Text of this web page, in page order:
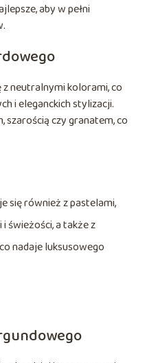
aby w pełni
neutralnymi kolorami, co
i eleganckich stylizacji.
szarością czy granatem, co
się również z pastelami,
świeżości, a także z
nadaje luksusowego